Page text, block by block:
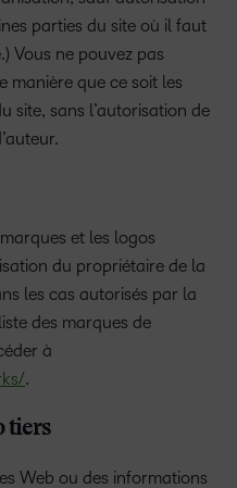
parties du site où il faut
Vous ne pouvez pas
manière que ce soit les
site, sans l’autorisation de
et les logos
du propriétaire de la
les cas autorisés par la
des marques de
à
.
tiers
Web ou des informations